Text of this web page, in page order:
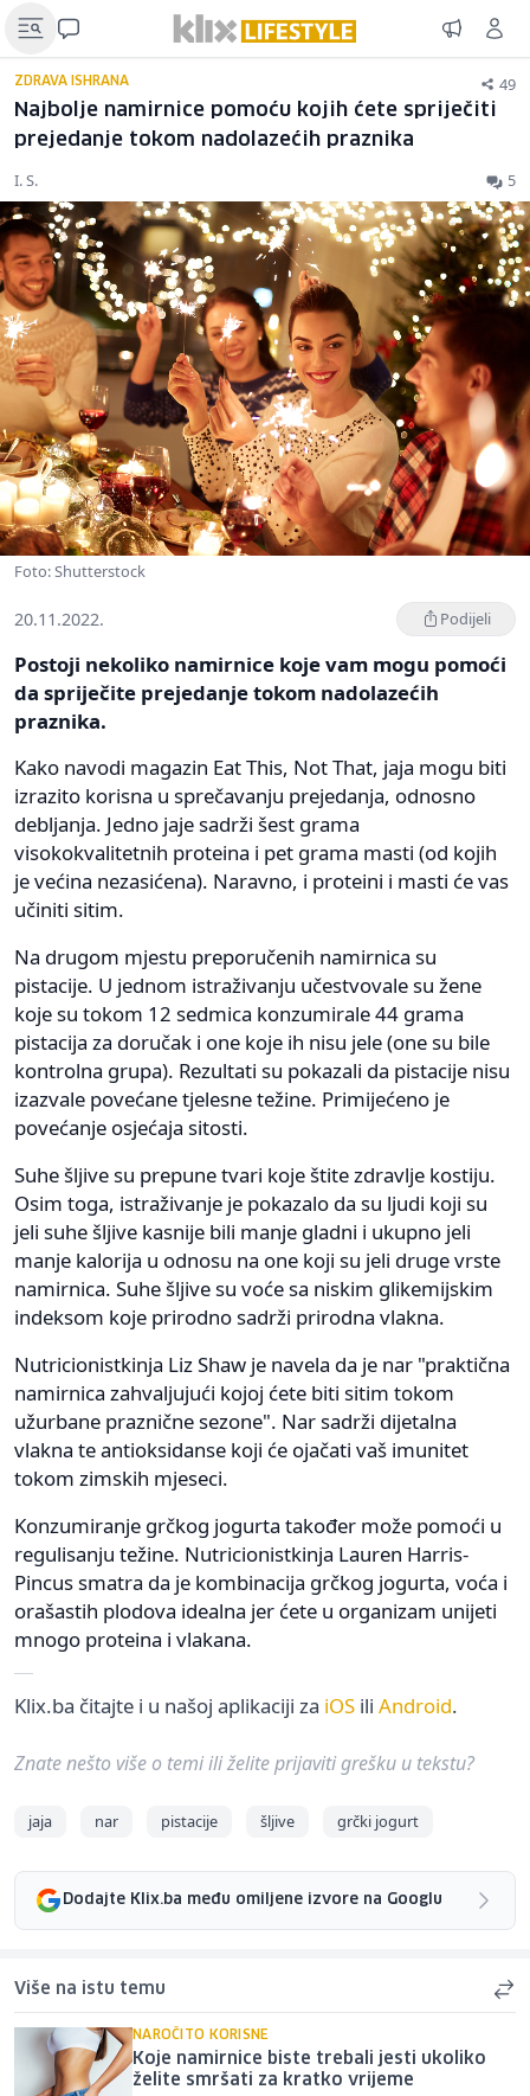
ZDRAVA ISHRANA 49
Najbolje namirnice pomoću kojih ćete spriječiti
prejedanje tokom nadolazećih praznika
I. S. 5
Foto: Shutterstock
20.11.2022. Podijeli
Postoji nekoliko namirnice koje vam mogu pomoći
da spriječite prejedanje tokom nadolazećih
praznika.
Kako navodi magazin Eat This, Not That, jaja mogu biti
izrazito korisna u sprečavanju prejedanja, odnosno
debljanja. Jedno jaje sadrži šest grama
visokokvalitetnih proteina i pet grama masti (od kojih
je većina nezasićena). Naravno, i proteini i masti će vas
učiniti sitim.
Na drugom mjestu preporučenih namirnica su
pistacije. U jednom istraživanju učestvovale su žene
koje su tokom 12 sedmica konzumirale 44 grama
pistacija za doručak i one koje ih nisu jele (one su bile
kontrolna grupa). Rezultati su pokazali da pistacije nisu
izazvale povećane tjelesne težine. Primijećeno je
povećanje osjećaja sitosti.
Suhe šljive su prepune tvari koje štite zdravlje kostiju.
Osim toga, istraživanje je pokazalo da su ljudi koji su
jeli suhe šljive kasnije bili manje gladni i ukupno jeli
manje kalorija u odnosu na one koji su jeli druge vrste
namirnica. Suhe šljive su voće sa niskim glikemijskim
indeksom koje prirodno sadrži prirodna vlakna.
Nutricionistkinja Liz Shaw je navela da je nar "praktična
namirnica zahvaljujući kojoj ćete biti sitim tokom
užurbane praznične sezone". Nar sadrži dijetalna
vlakna te antioksidanse koji će ojačati vaš imunitet
tokom zimskih mjeseci.
Konzumiranje grčkog jogurta također može pomoći u
regulisanju težine. Nutricionistkinja Lauren Harris-
Pincus smatra da je kombinacija grčkog jogurta, voća i
orašastih plodova idealna jer ćete u organizam unijeti
mnogo proteina i vlakana.
Klix.ba čitajte i u našoj aplikaciji za iOS ili Android.
Znate nešto više o temi ili želite prijaviti grešku u tekstu?
jaja nar pistacije šljive grčki jogurt
Dodajte Klix.ba među omiljene izvore na Googlu
Više na istu temu
NAROČITO KORISNE
Koje namirnice biste trebali jesti ukoliko
želite smršati za kratko vrijeme